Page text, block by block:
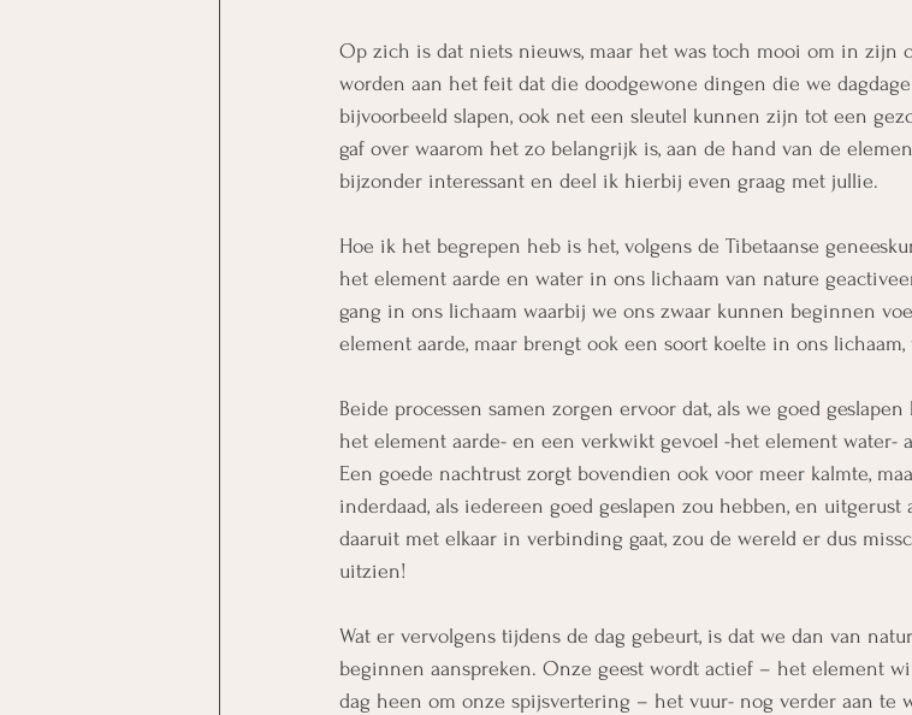
Op zich is dat niets nieuws, maar het was toch mooi om in zijn
worden aan het feit dat die doodgewone dingen die we
bijvoorbeeld slapen, ook net een sleutel kunnen zijn tot een
gaf over waarom het zo belangrijk is, aan de hand van de
bijzonder interessant en deel ik hierbij even graag met jullie.
Hoe ik het begrepen heb is het, volgens de Tibetaanse
het element aarde en water in ons lichaam van nature
gang in ons lichaam waarbij we ons zwaar kunnen beginnen
element aarde, maar brengt ook een soort koelte in ons
Beide processen samen zorgen ervoor dat, als we goed
het element aarde- en een verkwikt gevoel -het element water-
Een goede nachtrust zorgt bovendien ook voor meer kalmte,
inderdaad, als iedereen goed geslapen zou hebben, en
daaruit met elkaar in verbinding gaat, zou de wereld er dus
uitzien!
Wat er vervolgens tijdens de dag gebeurt, is dat we dan van
beginnen aanspreken. Onze geest wordt actief – het element
dag heen om onze spijsvertering – het vuur- nog verder aan te